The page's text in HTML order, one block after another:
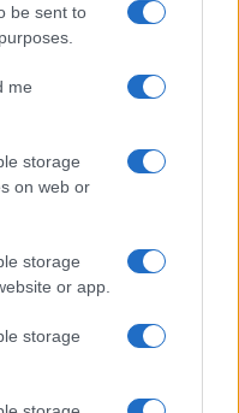
be sent to
me
storage
on web or
storage
or app.
storage